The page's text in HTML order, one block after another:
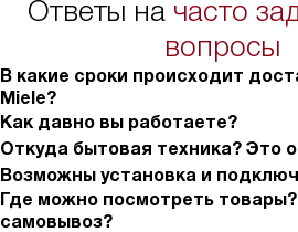
Ответы на часто
вопросы
В какие сроки происходит
Miele?
Как давно вы работаете?
Откуда бытовая техника? Это
Возможны установка и
Где можно посмотреть товары?
самовывоз?